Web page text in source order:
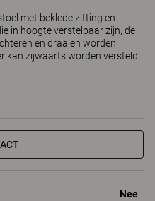
met beklede zitting en
in hoogte verstelbaar zijn, de
en draaien worden
kan zijwaarts worden versteld.
Nee